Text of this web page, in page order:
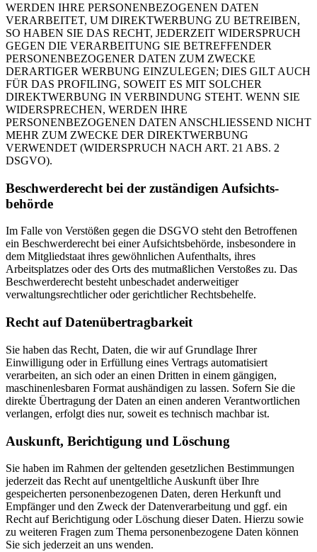
WERDEN IHRE PERSONENBEZOGENEN DATEN
VERARBEITET, UM DIREKTWERBUNG ZU BETREIBEN,
SO HABEN SIE DAS RECHT, JEDERZEIT WIDERSPRUCH
GEGEN DIE VERARBEITUNG SIE BETREFFENDER
PERSONENBEZOGENER DATEN ZUM ZWECKE
DERARTIGER WERBUNG EINZULEGEN; DIES GILT AUCH
FÜR DAS PROFILING, SOWEIT ES MIT SOLCHER
DIREKTWERBUNG IN VERBINDUNG STEHT. WENN SIE
WIDERSPRECHEN, WERDEN IHRE
PERSONENBEZOGENEN DATEN ANSCHLIESSEND NICHT
MEHR ZUM ZWECKE DER DIREKTWERBUNG
VERWENDET (WIDERSPRUCH NACH ART. 21 ABS. 2
DSGVO).
Beschwerde­recht bei der zuständigen Aufsichts­
behörde
Im Falle von Verstößen gegen die DSGVO steht den Betroffenen
ein Beschwerderecht bei einer Aufsichtsbehörde, insbesondere in
dem Mitgliedstaat ihres gewöhnlichen Aufenthalts, ihres
Arbeitsplatzes oder des Orts des mutmaßlichen Verstoßes zu. Das
Beschwerderecht besteht unbeschadet anderweitiger
verwaltungsrechtlicher oder gerichtlicher Rechtsbehelfe.
Recht auf Daten­übertrag­barkeit
Sie haben das Recht, Daten, die wir auf Grundlage Ihrer
Einwilligung oder in Erfüllung eines Vertrags automatisiert
verarbeiten, an sich oder an einen Dritten in einem gängigen,
maschinenlesbaren Format aushändigen zu lassen. Sofern Sie die
direkte Übertragung der Daten an einen anderen Verantwortlichen
verlangen, erfolgt dies nur, soweit es technisch machbar ist.
Auskunft, Berichtigung und Löschung
Sie haben im Rahmen der geltenden gesetzlichen Bestimmungen
jederzeit das Recht auf unentgeltliche Auskunft über Ihre
gespeicherten personenbezogenen Daten, deren Herkunft und
Empfänger und den Zweck der Datenverarbeitung und ggf. ein
Recht auf Berichtigung oder Löschung dieser Daten. Hierzu sowie
zu weiteren Fragen zum Thema personenbezogene Daten können
Sie sich jederzeit an uns wenden.